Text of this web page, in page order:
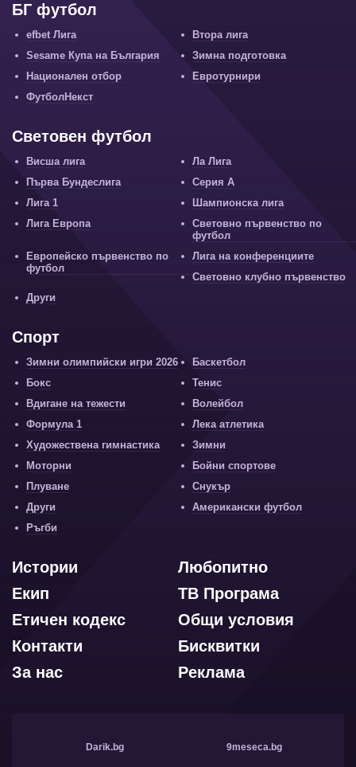
БГ футбол
efbet Лига
Втора лига
Sesame Купа на България
Зимна подготовка
Национален отбор
Евротурнири
ФутболНекст
Световен футбол
Висша лига
Ла Лига
Първа Бундеслига
Серия А
Лига 1
Шампионска лига
Лига Европа
Световно първенство по
футбол
Европейско първенство по
футбол
Лига на конференциите
Световно клубно първенство
Други
Спорт
Зимни олимпийски игри 2026
Баскетбол
Бокс
Тенис
Вдигане на тежести
Волейбол
Формула 1
Лека атлетика
Художествена гимнастика
Зимни
Моторни
Бойни спортове
Плуване
Снукър
Други
Американски футбол
Ръгби
Любопитно
Истории
ТВ Програма
Екип
Общи условия
Етичен кодекс
Бисквитки
Контакти
Реклама
За нас
Darik.bg 9meseca.bg